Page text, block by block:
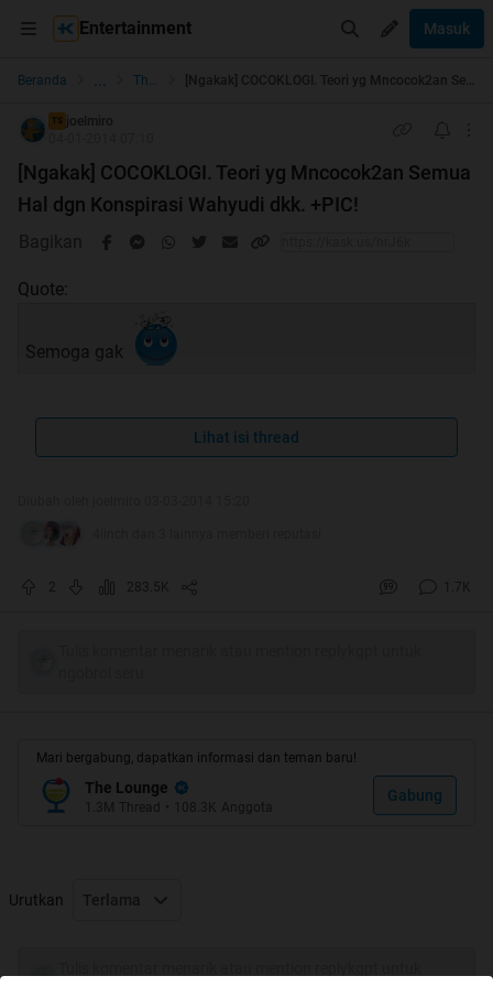
Entertainment Masuk
Beranda ... The Lounge [Ngakak] COCOKLOGI. Teori yg Mncocok2an Semua Hal dgn Konspirasi Wahyudi dkk. +PIC!
TS joelmiro
[Ngakak] COCOKLOGI. Teori yg Mncocok2an Semua
Hal dgn Konspirasi Wahyudi dkk. +PIC!
Bagikan
Quote:
Semoga gak
Lihat isi thread
283.5K 1.7K
Mari bergabung, dapatkan informasi dan teman baru!
The Lounge
1.3M Thread • 108.3K Anggota
Gabung
Urutkan Terlama